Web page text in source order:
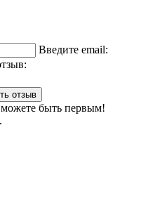
Введите email:
отзыв
быть первым!